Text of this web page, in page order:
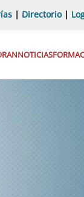
| Directorio|
NOTICIAS